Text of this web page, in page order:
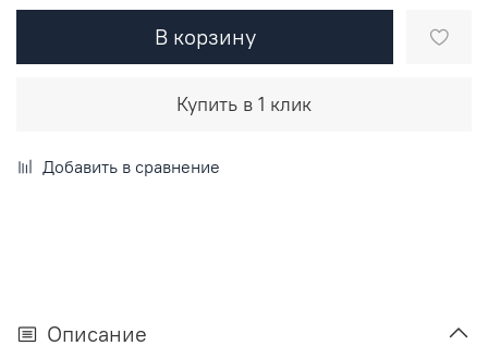
В корзину
Купить в 1 клик
Добавить в сравнение
Описание